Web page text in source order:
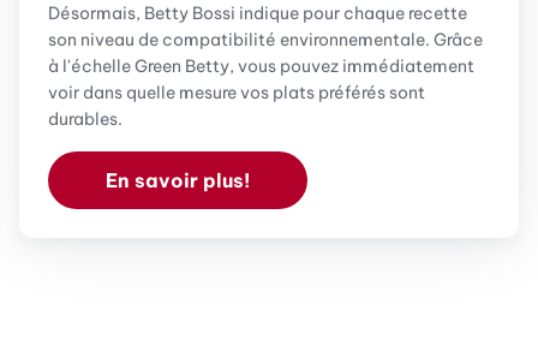
Désormais, Betty Bossi indique pour chaque recette
son niveau de compatibilité environnementale. Grâce
à l'échelle Green Betty, vous pouvez immédiatement
voir dans quelle mesure vos plats préférés sont
durables.
En savoir plus!